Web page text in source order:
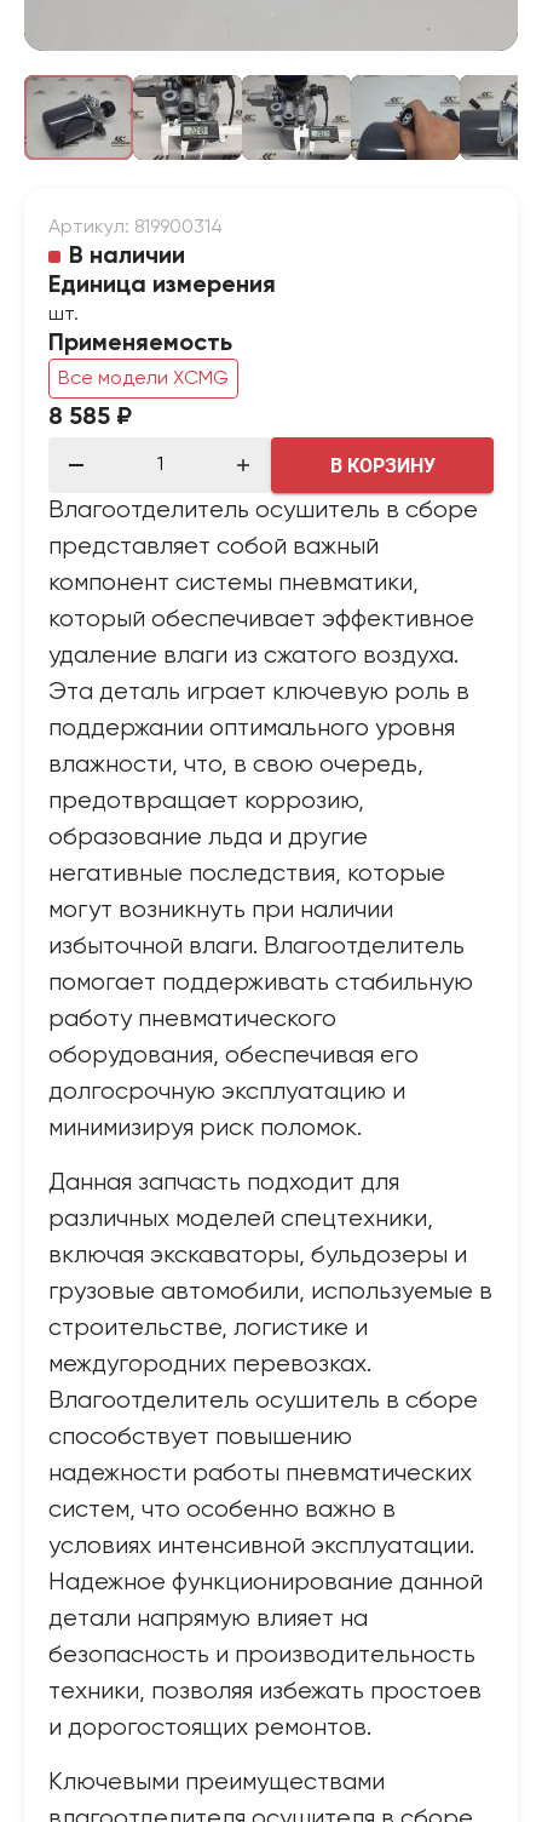
Артикул: 819900314
В наличии
Единица измерения
шт.
Применяемость
Все модели XCMG
8 585 ₽
В КОРЗИНУ
Влагоотделитель осушитель в сборе
представляет собой важный
компонент системы пневматики,
который обеспечивает эффективное
удаление влаги из сжатого воздуха.
Эта деталь играет ключевую роль в
поддержании оптимального уровня
влажности, что, в свою очередь,
предотвращает коррозию,
образование льда и другие
негативные последствия, которые
могут возникнуть при наличии
избыточной влаги. Влагоотделитель
помогает поддерживать стабильную
работу пневматического
оборудования, обеспечивая его
долгосрочную эксплуатацию и
минимизируя риск поломок.
Данная запчасть подходит для
различных моделей спецтехники,
включая экскаваторы, бульдозеры и
грузовые автомобили, используемые в
строительстве, логистике и
междугородних перевозках.
Влагоотделитель осушитель в сборе
способствует повышению
надежности работы пневматических
систем, что особенно важно в
условиях интенсивной эксплуатации.
Надежное функционирование данной
детали напрямую влияет на
безопасность и производительность
техники, позволяя избежать простоев
и дорогостоящих ремонтов.
Ключевыми преимуществами